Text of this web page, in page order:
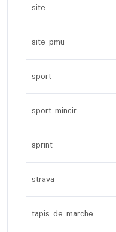
site
site pmu
sport
sport mincir
sprint
strava
tapis de marche